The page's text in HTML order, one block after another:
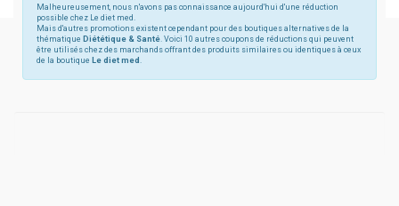
Malheureusement, nous n'avons pas connaissance aujourd'hui d'une réduction
possible chez Le diet med.
Mais d'autres promotions existent cependant pour des boutiques alternatives de la
thématique Diététique & Santé. Voici 10 autres coupons de réductions qui peuvent
être utilisés chez des marchands offrant des produits similaires ou identiques à ceux
de la boutique Le diet med .